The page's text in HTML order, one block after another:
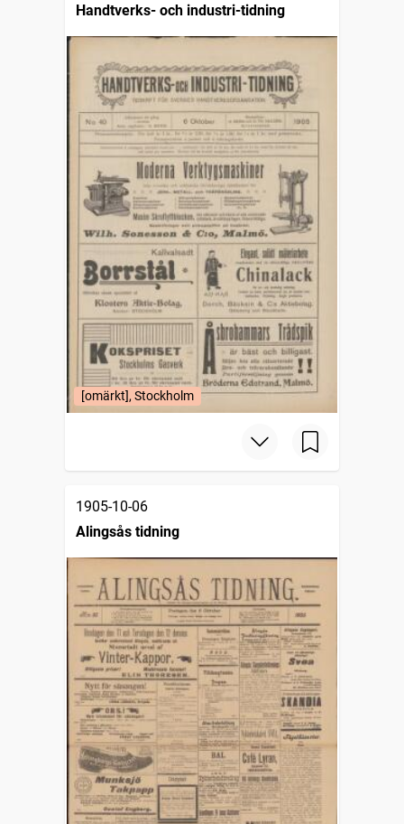
Handtverks- och industri-tidning
[omärkt], Stockholm
1905-10-06
Alingsås tidning